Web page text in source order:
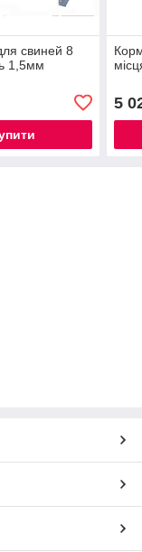
свиней 8
1,5мм
5